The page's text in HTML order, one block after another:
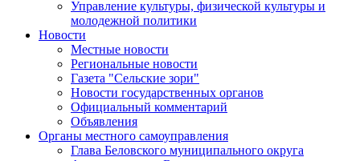
Управление культуры, физической культуры и
молодежной политики
Новости
Местные новости
Региональные новости
Газета "Сельские зори"
Новости государственных органов
Официальный комментарий
Объявления
Органы местного самоуправления
Глава Беловского муниципального округа